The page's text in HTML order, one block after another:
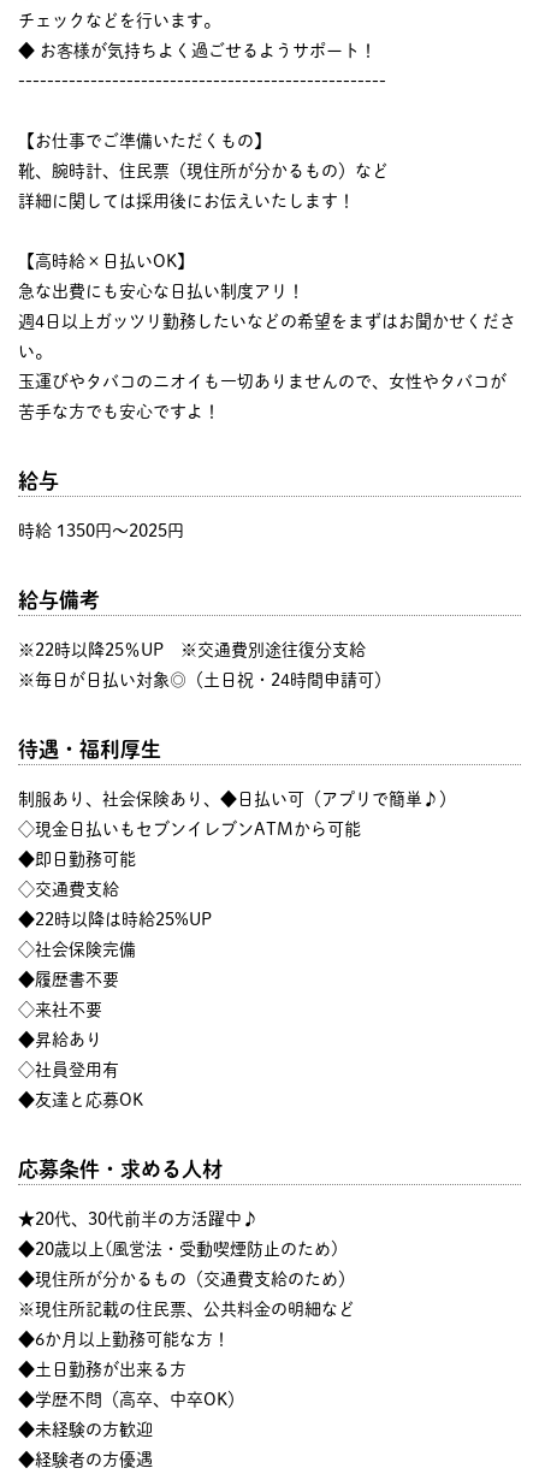
チェックなどを行います。
◆ お客様が気持ちよく過ごせるようサポート！
---------------------------------------------------
【お仕事でご準備いただくもの】
靴、腕時計、住民票（現住所が分かるもの）など
詳細に関しては採用後にお伝えいたします！
【高時給×日払いOK】
急な出費にも安心な日払い制度アリ！
週4日以上ガッツリ勤務したいなどの希望をまずはお聞かせくださ
い。
玉運びやタバコのニオイも一切ありませんので、女性やタバコが
苦手な方でも安心ですよ！
給与
時給 1350円〜2025円
給与備考
※22時以降25％UP ※交通費別途往復分支給
※毎日が日払い対象◎（土日祝・24時間申請可）
待遇・福利厚生
制服あり、社会保険あり、◆日払い可（アプリで簡単♪）
◇現金日払いもセブンイレブンATMから可能
◆即日勤務可能
◇交通費支給
◆22時以降は時給25%UP
◇社会保険完備
◆履歴書不要
◇来社不要
◆昇給あり
◇社員登用有
◆友達と応募OK
応募条件・求める人材
★20代、30代前半の方活躍中♪
◆20歳以上(風営法・受動喫煙防止のため)
◆現住所が分かるもの（交通費支給のため）
※現住所記載の住民票、公共料金の明細など
◆6か月以上勤務可能な方！
◆土日勤務が出来る方
◆学歴不問（高卒、中卒OK）
◆未経験の方歓迎
◆経験者の方優遇